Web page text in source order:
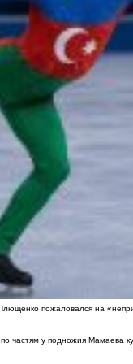
пожаловался на
частям у подножия Мамаева